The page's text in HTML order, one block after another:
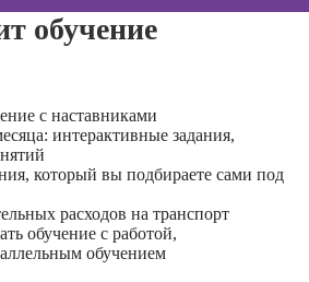
обучение
с наставниками
интерактивные задания,
который вы подбираете сами под
расходов на транспорт
обучение с работой,
обучением